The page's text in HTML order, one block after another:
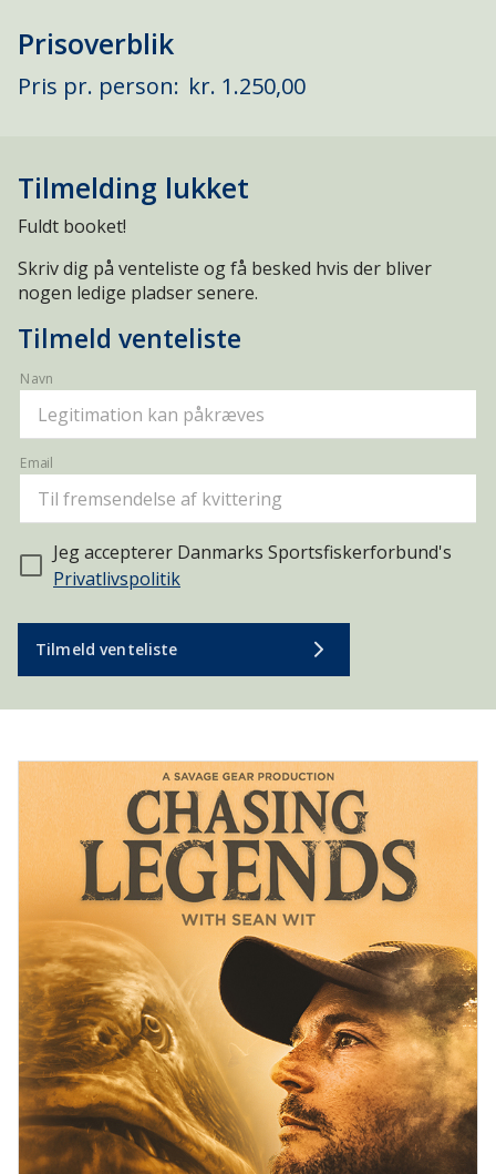
Prisoverblik
Pris pr. person: kr. 1.250,00
Tilmelding lukket
Fuldt booket!
Skriv dig på venteliste og få besked hvis der bliver
nogen ledige pladser senere.
Tilmeld venteliste
Navn
Email
Jeg accepterer Danmarks Sportsfiskerforbund's
Privatlivspolitik
Tilmeld venteliste